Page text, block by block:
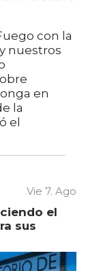
con la
nuestros
en
la
el
Vie 7. Ago
el
sus